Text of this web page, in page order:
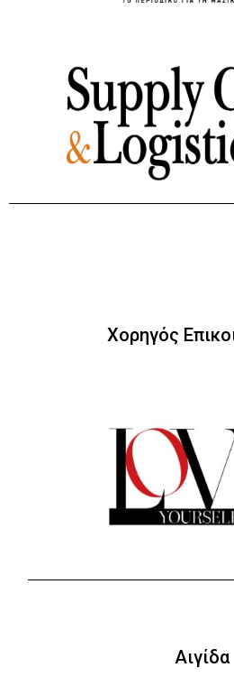
Χορηγός
Αιγίδα